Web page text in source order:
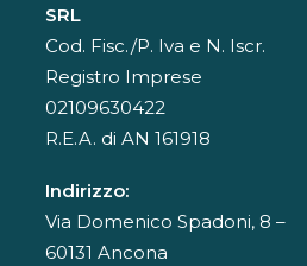
SRL
Cod. Fisc./P. Iva e N. Iscr.
Registro Imprese
02109630422
R.E.A. di AN 161918
Indirizzo:
Via Domenico Spadoni, 8 –
60131 Ancona